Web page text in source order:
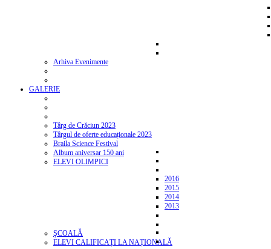
Arhiva Evenimente
GALERIE
Târg de Crăciun 2023
Târgul de oferte educaționale 2023
Braila Science Festival
Album aniversar 150 ani
ELEVI OLIMPICI
2016
2015
2014
2013
ŞCOALĂ
ELEVI CALIFICAȚI LA NAȚIONALĂ